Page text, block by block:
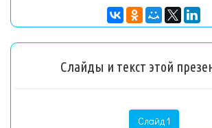
Слайды и текст этой
Слайд 1